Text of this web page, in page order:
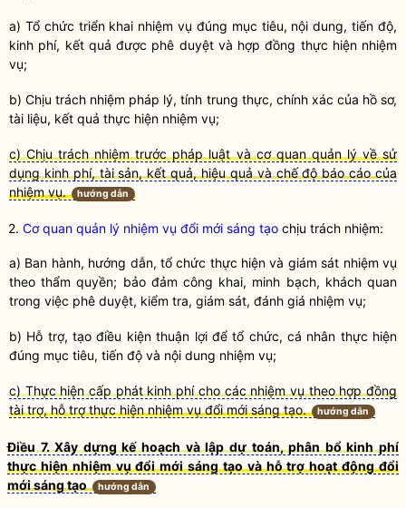
a) Tổ chức triển khai nhiệm vụ đúng mục tiêu, nội dung, tiến độ,
kinh phí, kết quả được phê duyệt và hợp đồng thực hiện nhiệm
vụ;
b) Chịu trách nhiệm pháp lý, tính trung thực, chính xác của hồ sơ,
tài liệu, kết quả thực hiện nhiệm vụ;
c) Chịu trách nhiệm trước pháp luật và cơ quan quản lý về sử
dụng kinh phí, tài sản, kết quả, hiệu quả và chế độ báo cáo của
nhiệm vụ.
hướng dẫn
2. Cơ quan quản lý nhiệm vụ đổi mới sáng tạo chịu trách nhiệm:
a) Ban hành, hướng dẫn, tổ chức thực hiện và giám sát nhiệm vụ
theo thẩmquyền; bảo đảm công khai, minh bạch, khách quan
trong việc phê duyệt, kiểm tra, giám sát, đánh giá nhiệm vụ;
b) Hỗ trợ, tạo điều kiện thuận lợi để tổ chức, cá nhân thực hiện
đúng mục tiêu, tiến độ và nội dung nhiệm vụ;
c) Thực hiện cấp phát kinh phí cho các nhiệm vụ theo hợp đồng
tài trợ, hỗ trợ thực hiện nhiệm vụ đổi mới sáng tạo.
hướng dẫn
Điều 7. Xây dựng kế hoạch và lập dự toán, phân bổ kinh phí
thực hiện nhiệm vụ đổi mới sáng tạo và hỗ trợ hoạt động đổi
mới sáng tạo
hướng dẫn